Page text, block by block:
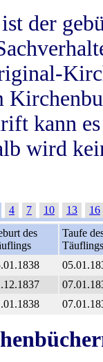
der
kann
wird
4 7 10 13
16
des
Taufe
Täuflings